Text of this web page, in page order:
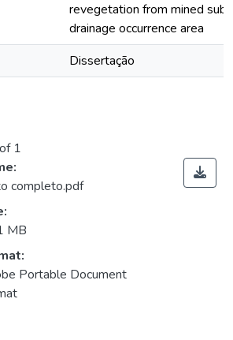
revegetation from mined
drainage occurrence area
Dissertação
1
completo.pdf
MB
Portable Document